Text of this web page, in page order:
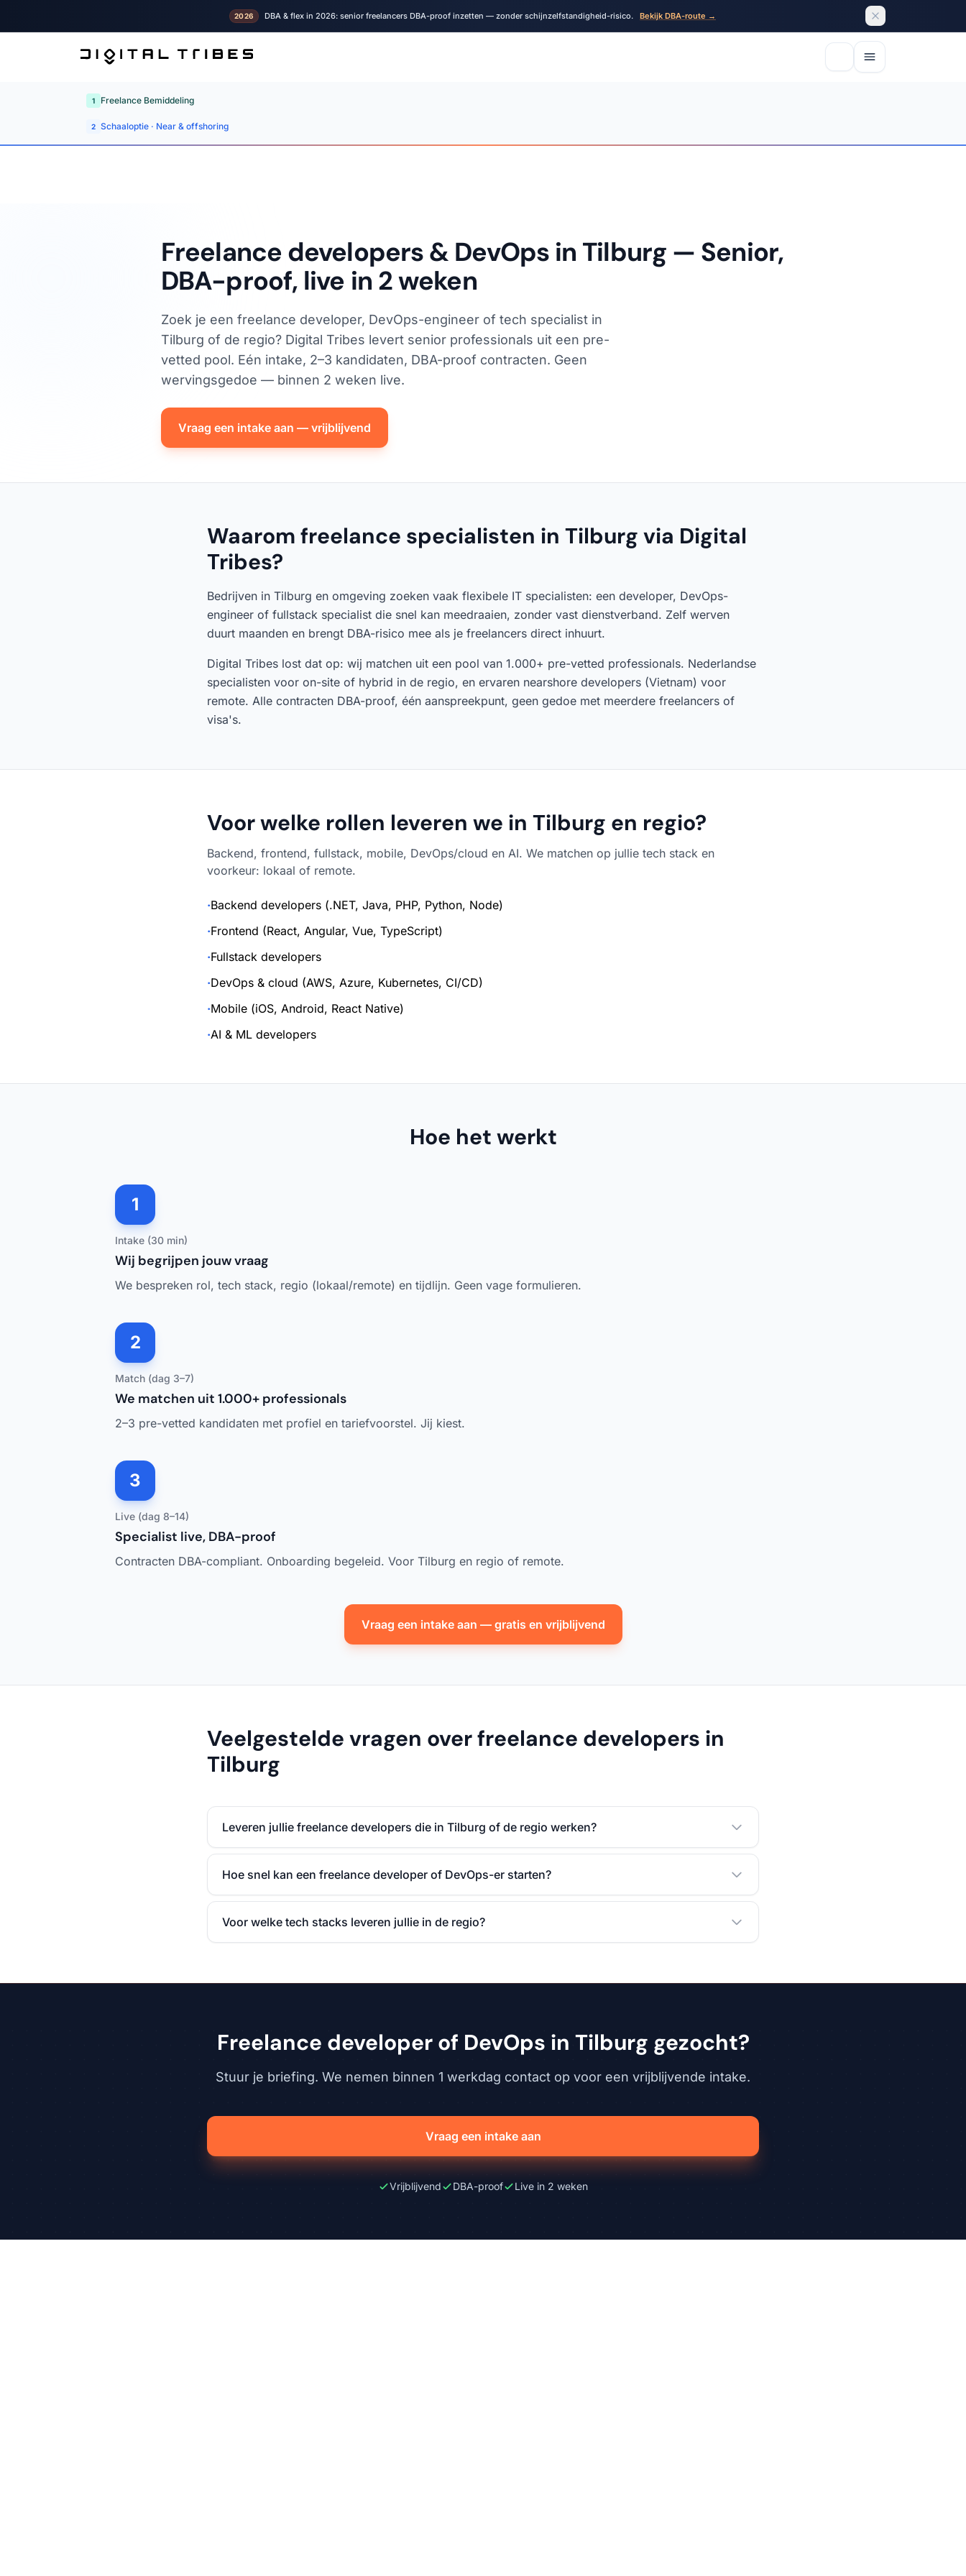
2026 DBA & flex in 2026: senior freelancers DBA-proof inzetten — zonder schijnzelfstandigheid-risico. Bekijk DBA-route →
1 Freelance Bemiddeling
2 Schaaloptie · Near & offshoring
Freelance developers & DevOps in Tilburg — Senior,
DBA-proof, live in 2 weken
Zoek je een freelance developer, DevOps-engineer of tech specialist in
Tilburg of de regio? Digital Tribes levert senior professionals uit een pre-
vetted pool. Eén intake, 2–3 kandidaten, DBA-proof contracten. Geen
wervingsgedoe — binnen 2 weken live.
Vraag een intake aan — vrijblijvend
Waarom freelance specialisten in Tilburg via Digital
Tribes?
Bedrijven in Tilburg en omgeving zoeken vaak flexibele IT specialisten: een developer, DevOps-
engineer of fullstack specialist die snel kan meedraaien, zonder vast dienstverband. Zelf werven
duurt maanden en brengt DBA-risico mee als je freelancers direct inhuurt.
Digital Tribes lost dat op: wij matchen uit een pool van 1.000+ pre-vetted professionals. Nederlandse
specialisten voor on-site of hybrid in de regio, en ervaren nearshore developers (Vietnam) voor
remote. Alle contracten DBA-proof, één aanspreekpunt, geen gedoe met meerdere freelancers of
visa's.
Voor welke rollen leveren we in Tilburg en regio?
Backend, frontend, fullstack, mobile, DevOps/cloud en AI. We matchen op jullie tech stack en
voorkeur: lokaal of remote.
·Backend developers (.NET, Java, PHP, Python, Node)
·Frontend (React, Angular, Vue, TypeScript)
·Fullstack developers
·DevOps & cloud (AWS, Azure, Kubernetes, CI/CD)
·Mobile (iOS, Android, React Native)
·AI & ML developers
Hoe het werkt
1
Intake (30 min)
Wij begrijpen jouw vraag
We bespreken rol, tech stack, regio (lokaal/remote) en tijdlijn. Geen vage formulieren.
2
Match (dag 3–7)
We matchen uit 1.000+ professionals
2–3 pre-vetted kandidaten met profiel en tariefvoorstel. Jij kiest.
3
Live (dag 8–14)
Specialist live, DBA-proof
Contracten DBA-compliant. Onboarding begeleid. Voor Tilburg en regio of remote.
Vraag een intake aan — gratis en vrijblijvend
Veelgestelde vragen over freelance developers in
Tilburg
Leveren jullie freelance developers die in Tilburg of de regio werken?
Hoe snel kan een freelance developer of DevOps-er starten?
Voor welke tech stacks leveren jullie in de regio?
Freelance developer of DevOps in Tilburg gezocht?
Stuur je briefing. We nemen binnen 1 werkdag contact op voor een vrijblijvende intake.
Vraag een intake aan
Vrijblijvend DBA-proof Live in 2 weken